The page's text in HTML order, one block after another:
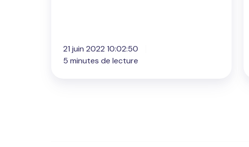
21 juin 2022 10:02:50
5 minutes de lecture